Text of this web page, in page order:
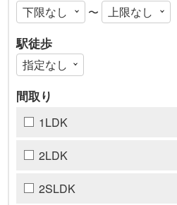
〜
駅徒歩
間取り
1LDK
2LDK
2SLDK